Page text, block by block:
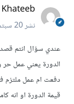
نشر20 سبتمبر 2025
عندي سؤال انتم
الدورة يعني عمل
دفعت ام عمل ملتزم
قيمة الدورة او انه